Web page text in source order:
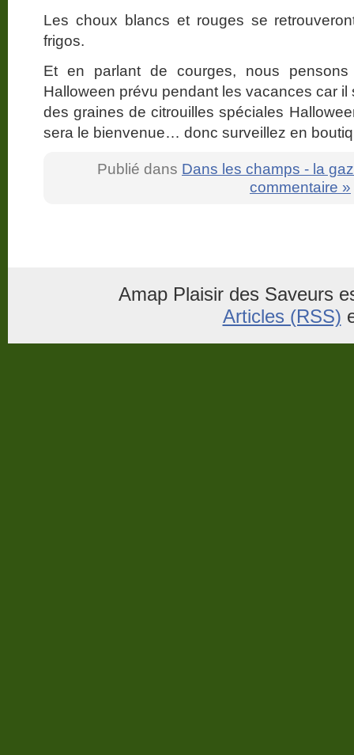
Les choux blancs et rouges se
frigos.
Et en parlant de courges, nous
Halloween prévu pendant les vacances car il
des graines de citrouilles spéciales
sera le bienvenue… donc surveillez en
Publié dans Dans les champs - la
commentaire »
Amap Plaisir des Saveurs
Articles (RSS)